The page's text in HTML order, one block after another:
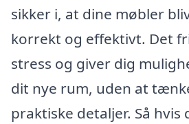
sikker i, at dine møbler
korrekt og effektivt. Det
stress og giver dig
dit nye rum, uden at
praktiske detaljer. Så hvis